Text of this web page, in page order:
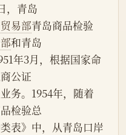
，青岛
易部青岛商品检验
和青岛
年3月，根据国家命
公证
务。1954年，随着
检验总
表》中，从青岛口岸